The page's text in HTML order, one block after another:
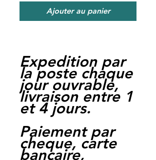
Ajouter au panier
Expedition par
la poste chaque
jour ouvrable,
livraison entre 1
et 4 jours.
Paiement par
cheque, carte
bancaire,